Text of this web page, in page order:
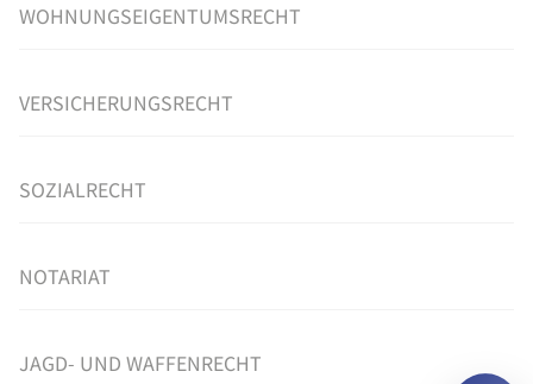
WOHNUNGSEIGENTUMSRECHT
VERSICHERUNGSRECHT
SOZIALRECHT
NOTARIAT
JAGD- UND WAFFENRECHT